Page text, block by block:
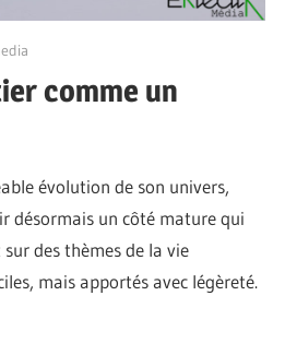
comme un
évolution de son univers,
désormais un côté mature qui
des thèmes de la vie
mais apportés avec légèreté.